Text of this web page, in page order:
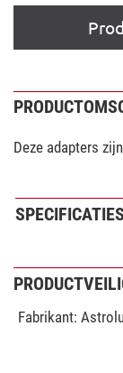
Deze adapters
SPECIFICATIES
Fabrikant: